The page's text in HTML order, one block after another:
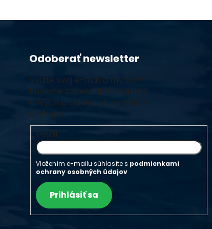
Odoberať newsletter
Vložte svoj e-mail a my Vám
budeme zasielať informácie o
nových produktoch na našom
e-shope.
Email
Vložením e-mailu súhlasíte s podmienkami
ochrany osobných údajov
Prihlásiť sa